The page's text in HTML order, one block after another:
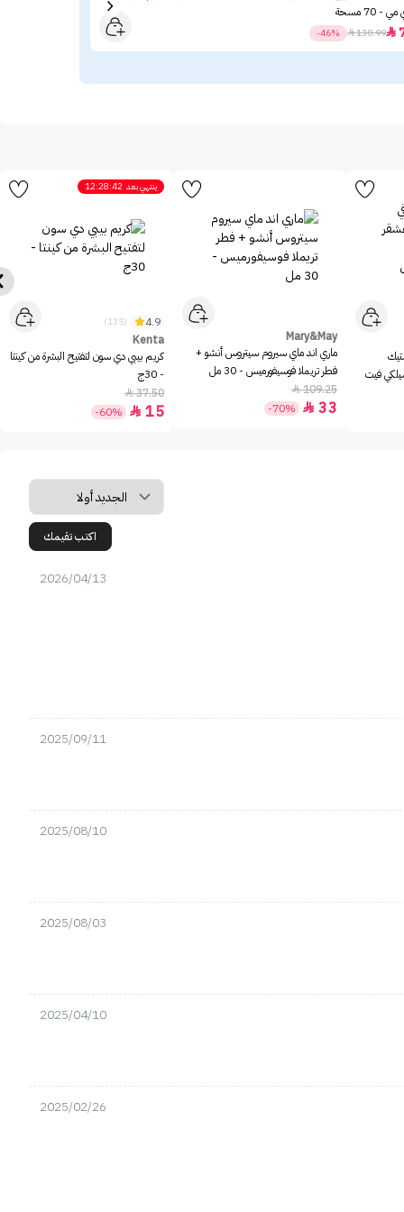
- 70 مسحة

130.99

-46%
فيت
Mary&May
ماري اند ماي سيروم سيتروس أنشو +
فطر تريملا فوسيفورميس - 30 مل
109.25

33

-70%
ينتهي بعد 12:28:42
4.9
(135)
Kenta
كريم بيبي دي سون لتفتيح البشرة من كينتا
- 30ج
37.50

15

-60%
اكتب تقيمك
2026/04/13
2025/09/11
2025/08/10
2025/08/03
2025/04/10
2025/02/26